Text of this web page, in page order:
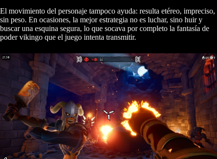
El movimiento del personaje tampoco ayuda: resulta etéreo, impreciso,
sin peso. En ocasiones, la mejor estrategia no es luchar, sino huir y
buscar una esquina segura, lo que socava por completo la fantasía de
poder vikingo que el juego intenta transmitir.